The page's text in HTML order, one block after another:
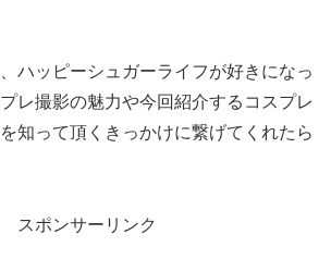
ハッピーシュガーライフが好きになっ
レ撮影の魅力や今回紹介するコスプレ
知って頂くきっかけに繋げてくれたら
スポンサーリンク